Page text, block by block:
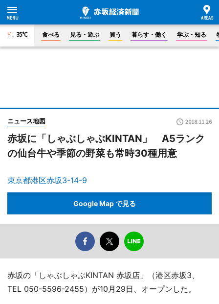
35°C 食べる 見る・遊ぶ 買う 暮らす・働く 学ぶ・知る
ニュース地図 2018.11.26
赤坂に「しゃぶしゃぶKINTAN」 A5ランク
の仙台牛や季節の野菜も常時30種用意
東京都港区赤坂3-14-9
Google Map で見る
赤坂の「しゃぶしゃぶKINTAN 赤坂店」（港区赤坂3、
TEL 050-5596-2455）が10月29日、オープンした。